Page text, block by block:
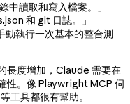
中讀取和寫入檔案。」
和 git 日誌。」
動執行一次基本的整合測
長度增加，Claude 需要在
性。像 Playwright MCP 伺
工具都很有幫助。